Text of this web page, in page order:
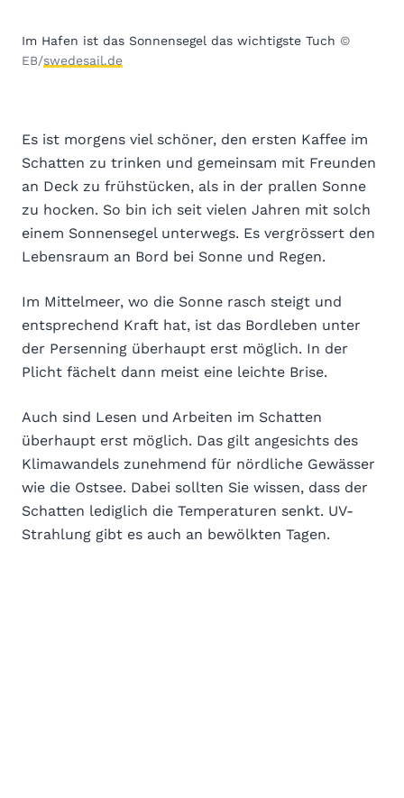
Im Hafen ist das Sonnensegel das wichtigste Tuch ©
EB/swedesail.de
Es ist morgens viel schöner, den ersten Kaffee im
Schatten zu trinken und gemeinsam mit Freunden
an Deck zu frühstücken, als in der prallen Sonne
zu hocken. So bin ich seit vielen Jahren mit solch
einem Sonnensegel unterwegs. Es vergrössert den
Lebensraum an Bord bei Sonne und Regen.
Im Mittelmeer, wo die Sonne rasch steigt und
entsprechend Kraft hat, ist das Bordleben unter
der Persenning überhaupt erst möglich. In der
Plicht fächelt dann meist eine leichte Brise.
Auch sind Lesen und Arbeiten im Schatten
überhaupt erst möglich. Das gilt angesichts des
Klimawandels zunehmend für nördliche Gewässer
wie die Ostsee. Dabei sollten Sie wissen, dass der
Schatten lediglich die Temperaturen senkt. UV-
Strahlung gibt es auch an bewölkten Tagen.